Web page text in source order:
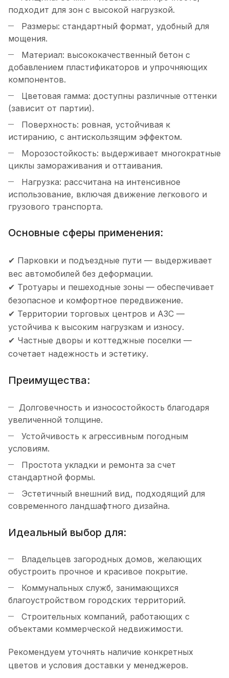
подходит для зон с высокой нагрузкой.
Размеры: стандартный формат, удобный для
мощения.
Материал: высококачественный бетон с
добавлением пластификаторов и упрочняющих
компонентов.
Цветовая гамма: доступны различные оттенки
(зависит от партии).
Поверхность: ровная, устойчивая к
истиранию, с антискользящим эффектом.
Морозостойкость: выдерживает многократные
циклы замораживания и оттаивания.
Нагрузка: рассчитана на интенсивное
использование, включая движение легкового и
грузового транспорта.
Основные сферы применения:
✔ Парковки и подъездные пути — выдерживает
вес автомобилей без деформации.
✔ Тротуары и пешеходные зоны — обеспечивает
безопасное и комфортное передвижение.
✔ Территории торговых центров и АЗС —
устойчива к высоким нагрузкам и износу.
✔ Частные дворы и коттеджные поселки —
сочетает надежность и эстетику.
Преимущества:
Долговечность и износостойкость благодаря
увеличенной толщине.
Устойчивость к агрессивным погодным
условиям.
Простота укладки и ремонта за счет
стандартной формы.
Эстетичный внешний вид, подходящий для
современного ландшафтного дизайна.
Идеальный выбор для:
Владельцев загородных домов, желающих
обустроить прочное и красивое покрытие.
Коммунальных служб, занимающихся
благоустройством городских территорий.
Строительных компаний, работающих с
объектами коммерческой недвижимости.
Рекомендуем уточнять наличие конкретных
цветов и условия доставки у менеджеров.